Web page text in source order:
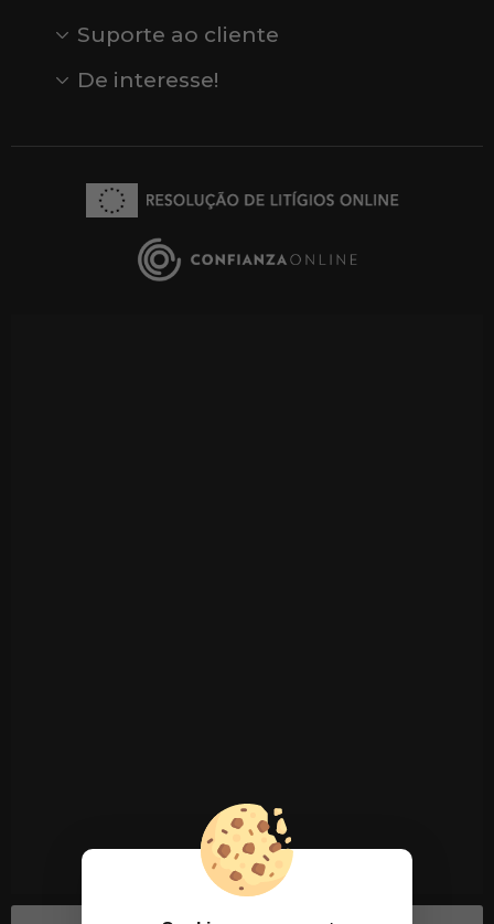
Suporte ao cliente
Comentários
Comentários do Google
De interesse!